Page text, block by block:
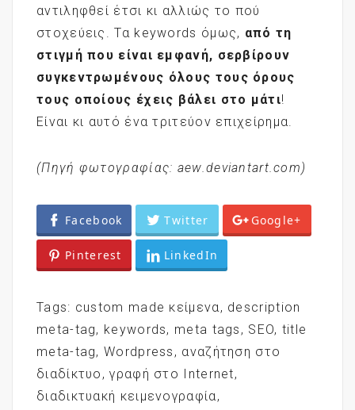
αντιληφθεί έτσι κι αλλιώς το πού
στοχεύεις. Τα keywords όμως, από τη
στιγμή που είναι εμφανή, σερβίρουν
συγκεντρωμένους όλους τους όρους
τους οποίους έχεις βάλει στο μάτι!
Είναι κι αυτό ένα τριτεύον επιχείρημα.
(Πηγή φωτογραφίας: aew.deviantart.com)
Facebook Twitter Google+
Pinterest LinkedIn
Tags: custom made κείμενα, description
meta-tag, keywords, meta tags , SEO, title
meta-tag,Wordpress , αναζήτηση στο
διαδίκτυο ,γραφή στο Internet,
διαδικτυακή κειμενογραφία,